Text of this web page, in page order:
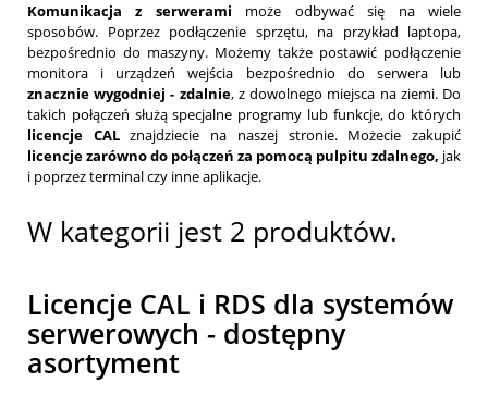
Komunikacja z serwerami może odbywać się na wiele
sposobów. Poprzez podłączenie sprzętu, na przykład laptopa,
bezpośrednio do maszyny. Możemy także postawić podłączenie
monitora i urządzeń wejścia bezpośrednio do serwera lub
znacznie wygodniej - zdalnie, z dowolnego miejsca na ziemi. Do
takich połączeń służą specjalne programy lub funkcje, do których
licencje CALznajdziecie na naszej stronie. Możecie zakupić
licencje zarówno do połączeń za pomocą pulpitu zdalnego, jak
i poprzez terminal czy inne aplikacje.
W kategorii jest 2 produktów.
Licencje CAL i RDS dla systemów
serwerowych - dostępny
asortyment